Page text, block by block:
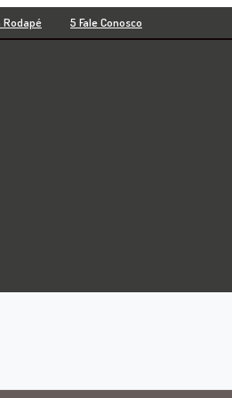
Rodapé 5 Fale Conosco